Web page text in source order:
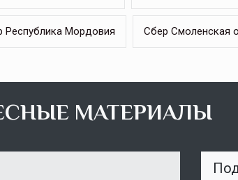
Республика Мордовия Сбер Смоленская
МАТЕРИАЛЫ
— не только
регион с историческими
Временно исполняющая
Нормативно-
рынка в России
областях